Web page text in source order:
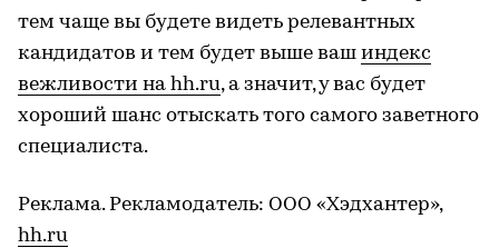
тем чаще вы будете видеть релевантных
кандидатов и тем будет выше ваш индекс
вежливости на hh.ru, а значит, у вас будет
хороший шанс отыскать того самого заветного
специалиста.
Реклама. Рекламодатель: ООО «Хэдхантер»,
hh.ru